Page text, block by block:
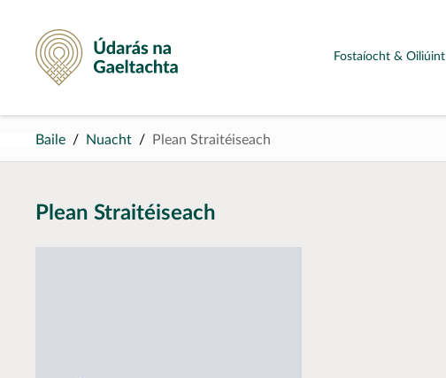
Údarás na Gaeltachta
Fostaíocht & Oiliúint
Baile Nuacht Plean Straitéiseach
Plean Straitéiseach